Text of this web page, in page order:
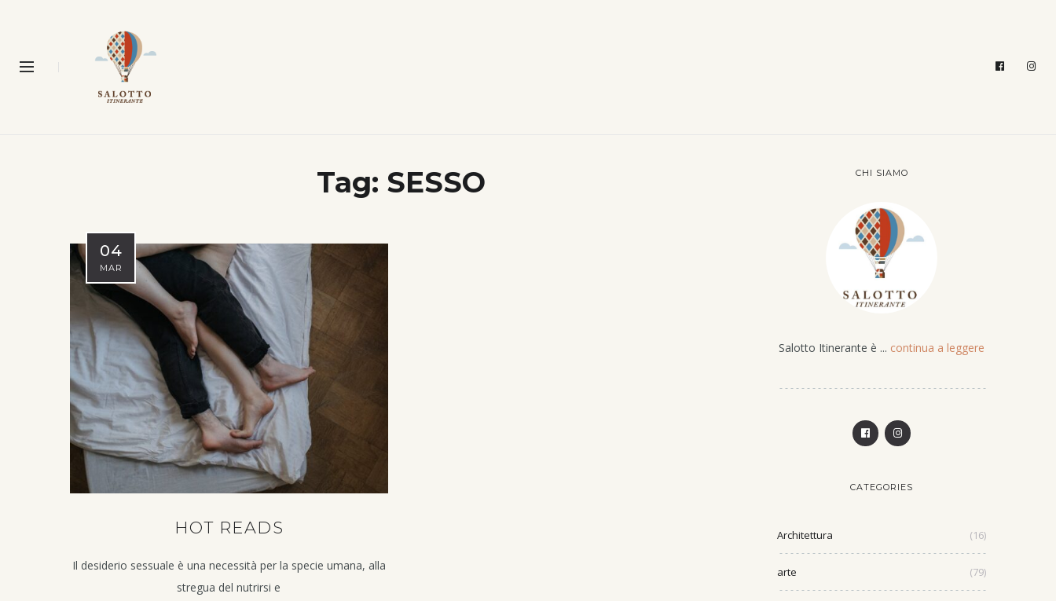
Tag: SESSO
04
MAR
HOT READS
Il desiderio sessuale è una necessità per la specie umana, alla
stregua del nutrirsi e
CHI SIAMO
Salotto Itinerante è ... continua a leggere
CATEGORIES
Architettura (16)
arte (79)